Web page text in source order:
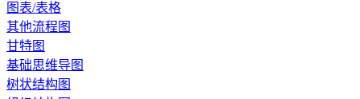
图表/表格
其他流程图
甘特图
基础思维导图
树状结构图